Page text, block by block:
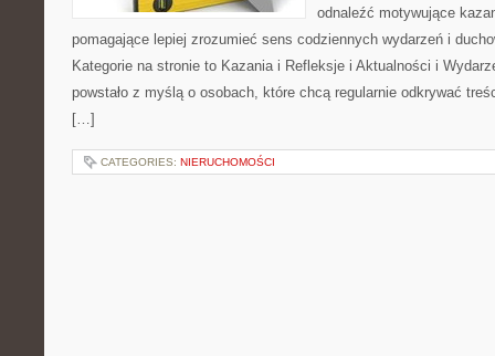
odnaleźć motywujące
pomagające lepiej zrozumieć sens codziennych wydarzeń i
Kategorie na stronie to Kazania i Refleksje i Aktualności i
powstało z myślą o osobach, które chcą regularnie odkrywać
[…]
CATEGORIES: NIERUCHOMOŚCI